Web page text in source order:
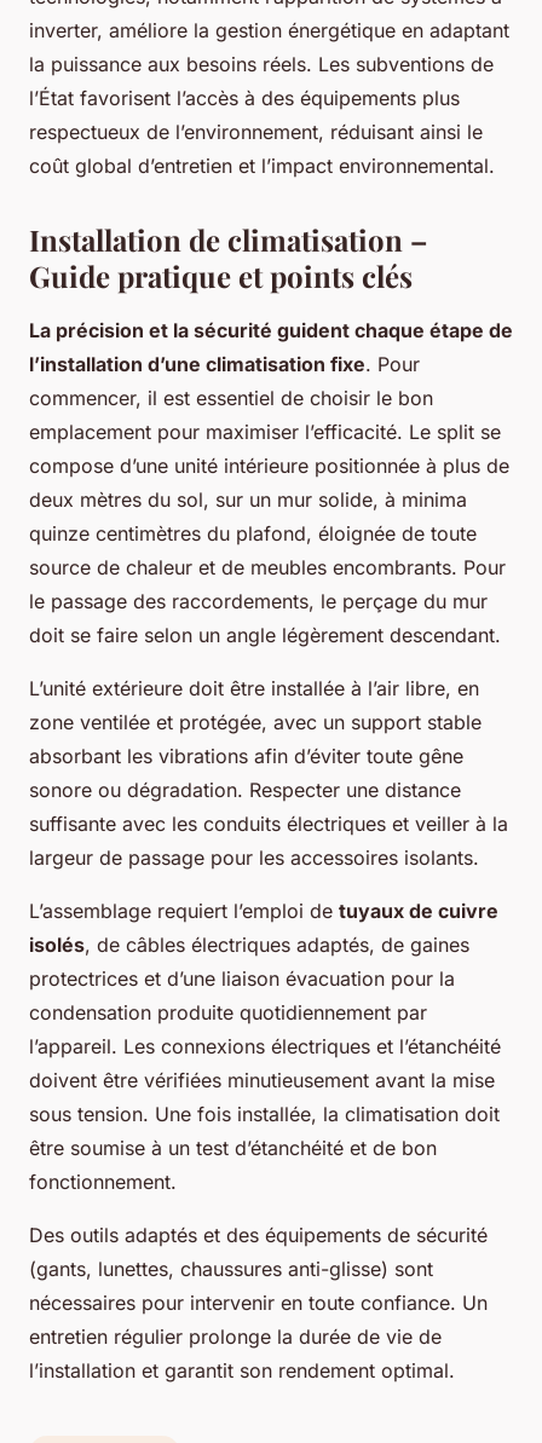
inverter, améliore la gestion énergétique en adaptant
la puissance aux besoins réels. Les subventions de
l’État favorisent l’accès à des équipements plus
respectueux de l’environnement, réduisant ainsi le
coût global d’entretien et l’impact environnemental.
Installation de climatisation –
Guide pratique et points clés
La précision et la sécurité guident chaque étape de
l’installation d’une climatisation fixe. Pour
commencer, il est essentiel de choisir le bon
emplacement pour maximiser l’efficacité. Le split se
compose d’une unité intérieure positionnée à plus de
deux mètres du sol, sur un mur solide, à minima
quinze centimètres du plafond, éloignée de toute
source de chaleur et de meubles encombrants. Pour
le passage des raccordements, le perçage du mur
doit se faire selon un angle légèrement descendant.
L’unité extérieure doit être installée à l’air libre, en
zone ventilée et protégée, avec un support stable
absorbant les vibrations afin d’éviter toute gêne
sonore ou dégradation. Respecter une distance
suffisante avec les conduits électriques et veiller à la
largeur de passage pour les accessoires isolants.
L’assemblage requiert l’emploi de tuyaux de cuivre
isolés, de câbles électriques adaptés, de gaines
protectrices et d’une liaison évacuation pour la
condensation produite quotidiennement par
l’appareil. Les connexions électriques et l’étanchéité
doivent être vérifiées minutieusement avant la mise
sous tension. Une fois installée, la climatisation doit
être soumise à un test d’étanchéité et de bon
fonctionnement.
Des outils adaptés et des équipements de sécurité
(gants, lunettes, chaussures anti-glisse) sont
nécessaires pour intervenir en toute confiance. Un
entretien régulier prolonge la durée de vie de
l’installation et garantit son rendement optimal.